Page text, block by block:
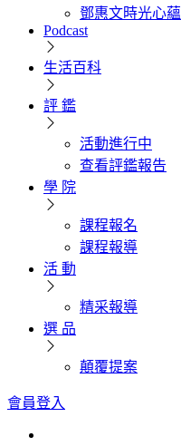
鄧惠文時光心蘊
Podcast
生活百科
評 鑑
活動進行中
查看評鑑報告
學 院
課程報名
課程報導
活 動
精采報導
選 品
顛覆提案
會員登入